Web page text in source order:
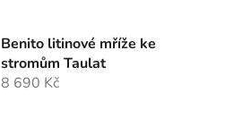
Benito litinové mříže ke
stromům Taulat
8 690 Kč